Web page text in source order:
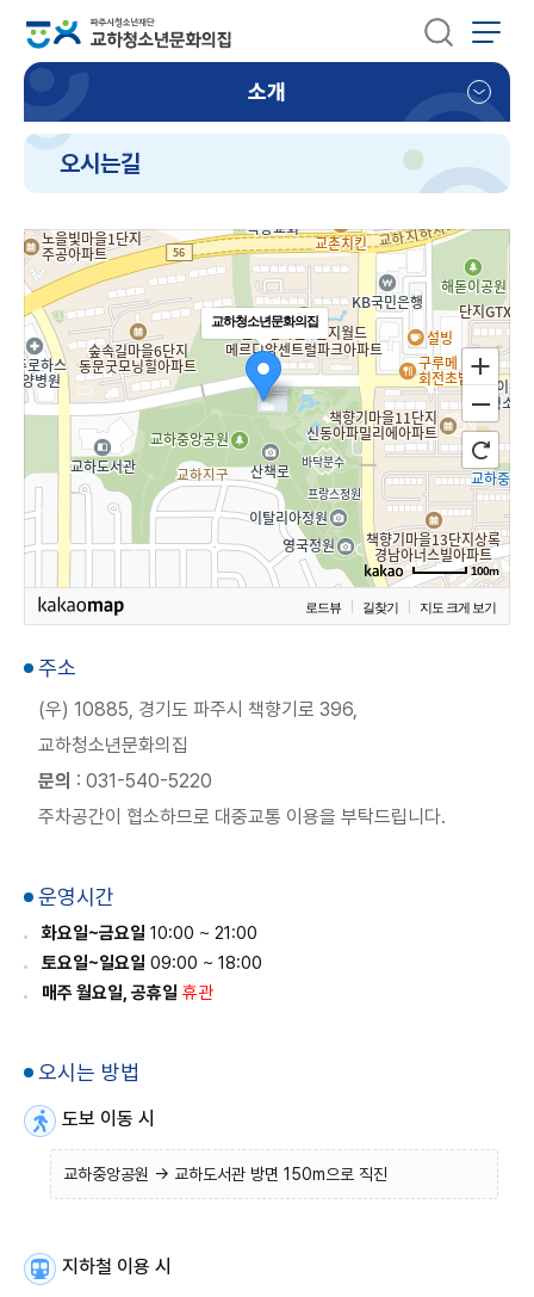
소개
오시는길
교하청소년문화의집
100m
로드뷰 길찾기 지도 크게 보기
주소
(우) 10885, 경기도 파주시 책향기로 396,
교하청소년문화의집
문의 : 031-540-5220
주차공간이 협소하므로 대중교통 이용을 부탁드립니다.
운영시간
화요일~금요일 10:00 ~ 21:00
토요일~일요일 09:00 ~ 18:00
매주 월요일, 공휴일 휴관
오시는 방법
도보 이동 시
교하중앙공원 → 교하도서관 방면 150m으로 직진
지하철 이용 시